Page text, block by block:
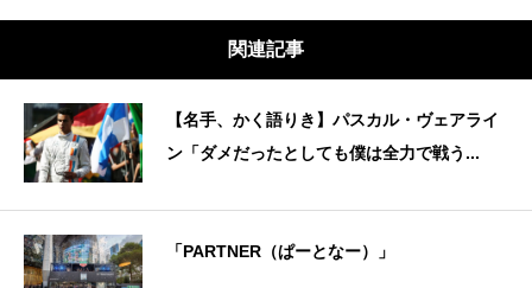
関連記事
【名手、かく語りき】パスカル・ヴェアライ
ン「ダメだったとしても僕は全力で戦う...
「PARTNER（ぱーとなー）」